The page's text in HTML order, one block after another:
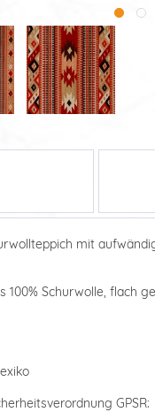
mit
100% Schurwolle, flach
GPSR: